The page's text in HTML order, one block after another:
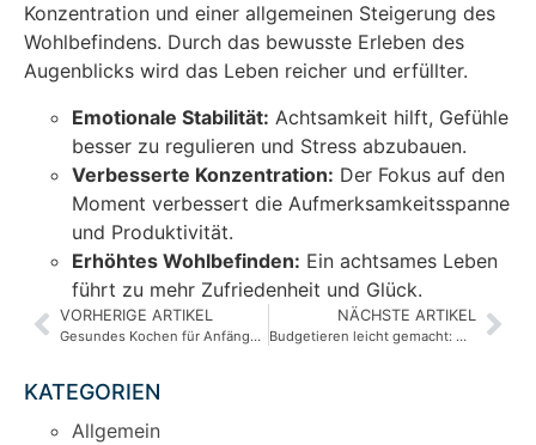
Konzentration und einer allgemeinen Steigerung des
Wohlbefindens. Durch das bewusste Erleben des
Augenblicks wird das Leben reicher und erfüllter.
Emotionale Stabilität: Achtsamkeit hilft, Gefühle
besser zu regulieren und Stress abzubauen.
Verbesserte Konzentration: Der Fokus auf den
Moment verbessert die Aufmerksamkeitsspanne
und Produktivität.
Erhöhtes Wohlbefinden: Ein achtsames Leben
führt zu mehr Zufriedenheit und Glück.
VORHERIGE ARTIKEL
Gesundes Kochen für Anfänger: Einfache Rezepte und Tipps
NÄCHSTE ARTIKEL
Budgetieren leicht gemacht: Wie Einsteiger erfolgreich ihre Finanzen planen
KATEGORIEN
Allgemein